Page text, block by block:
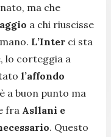
ma che
a chi riuscisse
L’Inter ci sta
lo corteggia a
l’affondo
a buon punto ma
fra Asllani e
. Questo